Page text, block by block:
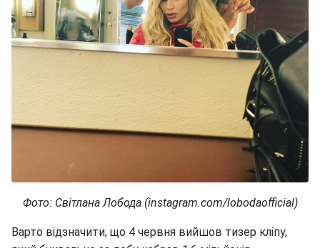
Фото: Світлана Лобода (instagram.com/lobodaofficial)
Варто відзначити, що 4 червня вийшов тизер кліпу,